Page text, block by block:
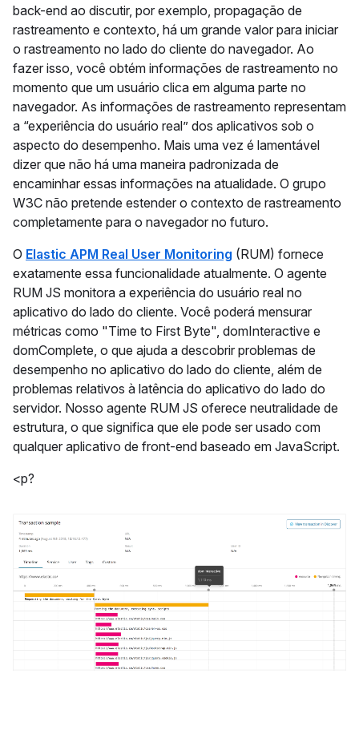
back-end ao discutir, por exemplo, propagação de
rastreamento e contexto, há um grande valor para iniciar
o rastreamento no lado do cliente do navegador. Ao
fazer isso, você obtém informações de rastreamento no
momento que um usuário clica em alguma parte no
navegador. As informações de rastreamento representam
a “experiência do usuário real” dos aplicativos sob o
aspecto do desempenho. Mais uma vez é lamentável
dizer que não há uma maneira padronizada de
encaminhar essas informações na atualidade. O grupo
W3C não pretende estender o contexto de rastreamento
completamente para o navegador no futuro.
O Elastic APM Real User Monitoring (RUM) fornece
exatamente essa funcionalidade atualmente. O agente
RUM JS monitora a experiência do usuário real no
aplicativo do lado do cliente. Você poderá mensurar
métricas como "Time to First Byte", domInteractive e
domComplete, o que ajuda a descobrir problemas de
desempenho no aplicativo do lado do cliente, além de
problemas relativos à latência do aplicativo do lado do
servidor. Nosso agente RUM JS oferece neutralidade de
estrutura, o que significa que ele pode ser usado com
qualquer aplicativo de front-end baseado em JavaScript.
<p?